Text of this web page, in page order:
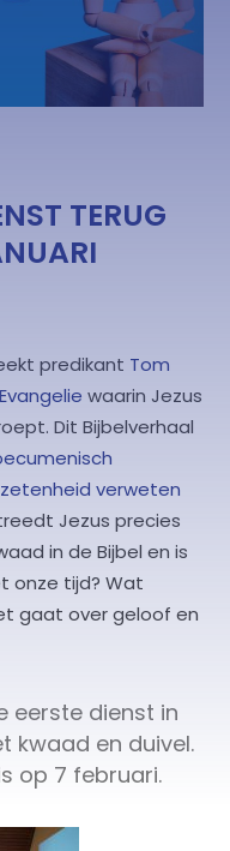
TERUG
predikant Tom
waarin Jezus
Dit Bijbelverhaal
verweten
Jezus precies
in de Bijbel en is
onze tijd? Wat
gaat over geloof en
eerste dienst in
kwaad en duivel.
op 7 februari.